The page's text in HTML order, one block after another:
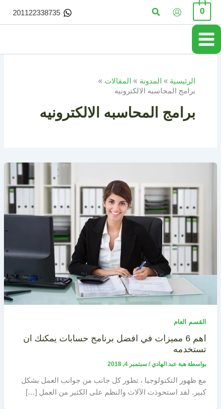
تخطي
المحتوى
0 البحث 201122338735
الرئيسية المدونة
المقالات
برامج المحاسبه الالكترونيه
برامج المحاسبه الالكترونيه
القسم العام
اهم 6 مميزات في افضل برنامج حسابات يمكنك ان
تستخدمه
بواسطة هبة عبد الهادي/ سبتمبر 4, 2018
مع ظهور التكنولوجيا ، تطور كل جانب من جوانب العمل بشكل
كبير. لقد استحوذت الآلات والنظم على الكثير من العمل […]